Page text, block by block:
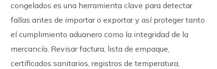
congelados es una herramienta clave para detectar
fallas antes de importar o exportar y así proteger tanto
el cumplimiento aduanero como la integridad de la
mercancía. Revisar factura, lista de empaque,
certificados sanitarios, registros de temperatura,